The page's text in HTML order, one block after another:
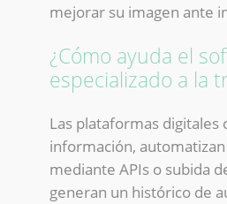
mejorar su imagen ante
¿Cómo ayuda el
especializado a la
Las plataformas digitales
información,
mediante APIs o subida
generan un histórico de